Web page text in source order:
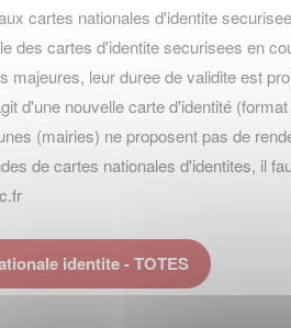
cartes nationales d'identite
des cartes d'identite securisees en
majeures, leur duree de validite est
d'une nouvelle carte d'identité
(mairies) ne proposent pas de
de cartes nationales d'identites, il
identite - TOTES